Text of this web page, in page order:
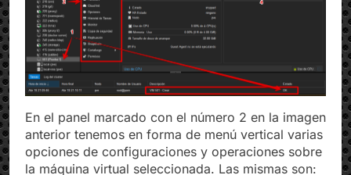
En el panel marcado con el número 2 en la imagen
anterior tenemos en forma de menú vertical varias
opciones de configuraciones y operaciones sobre